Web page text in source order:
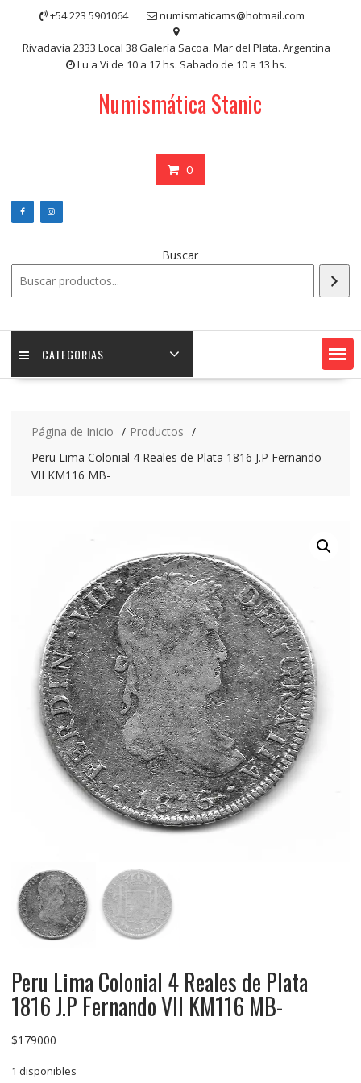
contenido
+54 223 5901064 numismaticams@hotmail.com
Rivadavia 2333 Local 38 Galería Sacoa. Mar del Plata. Argentina
Lu a Vi de 10 a 17 hs. Sabado de 10 a 13 hs.
Numismática Stanic
0
Buscar
CATEGORIAS
Página de Inicio
Productos
Peru Lima Colonial 4 Reales de Plata 1816 J.P Fernando
VII KM116 MB-
Peru Lima Colonial 4 Reales de Plata
1816 J.P Fernando VII KM116 MB-
$179000
1 disponibles